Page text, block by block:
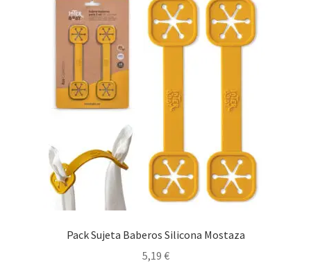
Pack Sujeta Baberos Silicona Mostaza
5,19 €